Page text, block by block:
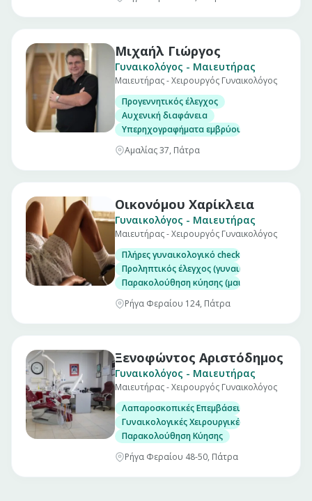
Μιχαήλ Γιώργος
Γυναικολόγος - Μαιευτήρας
Μαιευτήρας - Χειρουργός Γυναικολόγος
Προγεννητικός έλεγχος
Αυχενική διαφάνεια
Υπερηχογραφήματα εμβρύου
Αμαλίας 37, Πάτρα
Οικονόμου Χαρίκλεια
Γυναικολόγος - Μαιευτήρας
Μαιευτήρας - Χειρουργός Γυναικολόγος
Πλήρες γυναικολογικό check up (επίσκεψη)
Προληπτικός έλεγχος (γυναικολογικός
Παρακολούθηση κύησης (μαιευτικός
Ρήγα Φεραίου 124, Πάτρα
Ξενοφώντος Αριστόδημος
Γυναικολόγος - Μαιευτήρας
Μαιευτήρας - Χειρουργός Γυναικολόγος
Λαπαροσκοπικές Επεμβάσεις
Γυναικολογικές Χειρουργικές Επεμβάσεις
Παρακολούθηση Κύησης
Ρήγα Φεραίου 48-50, Πάτρα